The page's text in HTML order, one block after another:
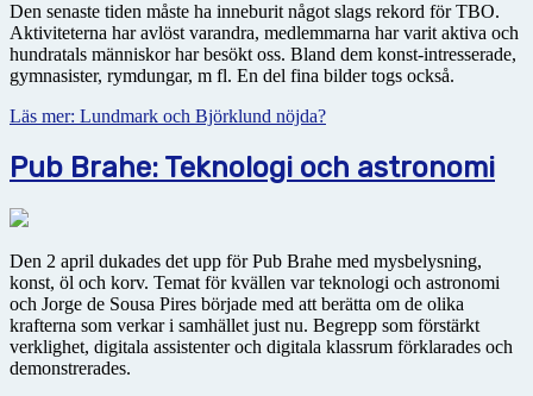
Den senaste tiden måste ha inneburit något slags rekord för TBO.
Aktiviteterna har avlöst varandra, medlemmarna har varit aktiva och
hundratals människor har besökt oss. Bland dem konst-intresserade,
gymnasister, rymdungar, m fl. En del fina bilder togs också.
Läs mer: Lundmark och Björklund nöjda?
Pub Brahe: Teknologi och astronomi
Den 2 april dukades det upp för Pub Brahe med mysbelysning,
konst, öl och korv. Temat för kvällen var teknologi och astronomi
och Jorge de Sousa Pires började med att berätta om de olika
krafterna som verkar i samhället just nu. Begrepp som förstärkt
verklighet, digitala assistenter och digitala klassrum förklarades och
demonstrerades.